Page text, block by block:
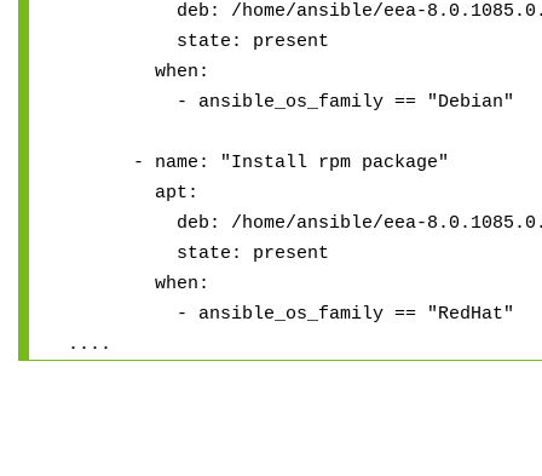
deb: /home/ansible/eea-
state: present
when:
- ansible_os_family == "Debian"
- name: "Install rpm package"
apt:
deb: /home/ansible/eea-
state: present
when:
- ansible_os_family == "RedHat"
....